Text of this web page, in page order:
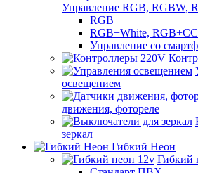
Управление RGB, RGBW,
RGB
RGB+White,
Управление со
освещением
движения, фотореле
зеркал
Гибкий Неон
Гибкий